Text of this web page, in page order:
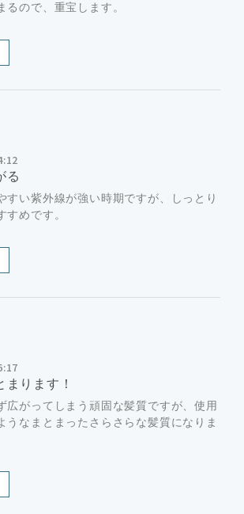
るので、重宝します。
る
すい紫外線が強い時期ですが、しっとり
すめです。
まります！
広がってしまう頑固な髪質ですが、使用
うなまとまったさらさらな髪質になりま